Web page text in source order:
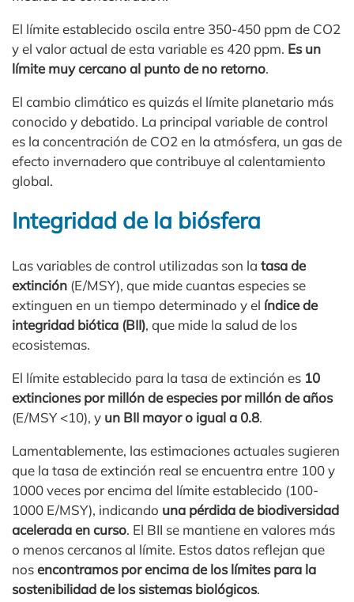
El límite establecido oscila entre 350-450 ppm de CO2
y el valor actual de esta variable es 420 ppm. Es un
límite muy cercano al punto de no retorno.
El cambio climático es quizás el límite planetario más
conocido y debatido. La principal variable de control
es la concentración de CO2 en la atmósfera, un gas de
efecto invernadero que contribuye al calentamiento
global.
Integridad de la biósfera
Las variables de control utilizadas son la tasa de
extinción (E/MSY), que mide cuantas especies se
extinguen en un tiempo determinado y el índice de
integridad biótica (BII), que mide la salud de los
ecosistemas.
El límite establecido para la tasa de extinción es 10
extinciones por millón de especies por millón de años
(E/MSY <10), y un BII mayor o igual a 0.8.
Lamentablemente, las estimaciones actuales sugieren
que la tasa de extinción real se encuentra entre 100 y
1000 veces por encima del límite establecido (100-
1000 E/MSY), indicando una pérdida de biodiversidad
acelerada en curso. El BII se mantiene en valores más
o menos cercanos al límite. Estos datos reflejan que
nosencontramos por encima de los límites para la
sostenibilidad de los sistemas biológicos.